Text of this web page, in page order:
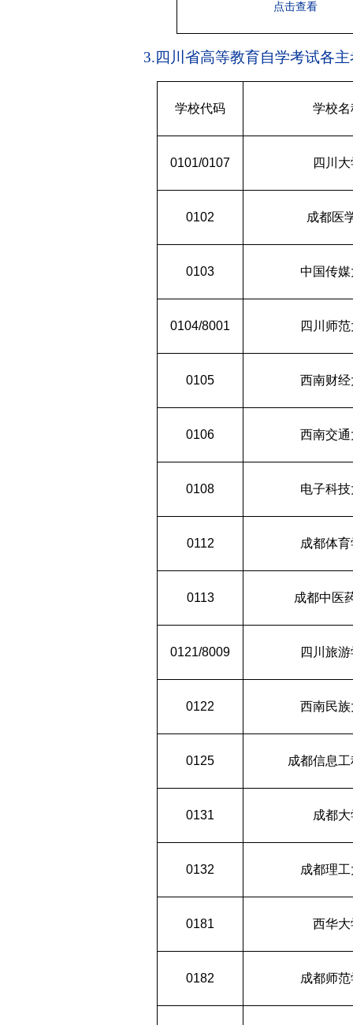
点击查看
3.四川省高等教育自学考试各
学校代码 学校名
0101/0107 四川
0102 成都医
0103 中国传
0104/8001 四川师
0105 西南财
0106 西南交
0108 电子科
0112 成都体
0113 成都中医
0121/8009 四川旅
0122 西南民
0125 成都信息
0131 成都
0132 成都理
0181 西华大
0182 成都师